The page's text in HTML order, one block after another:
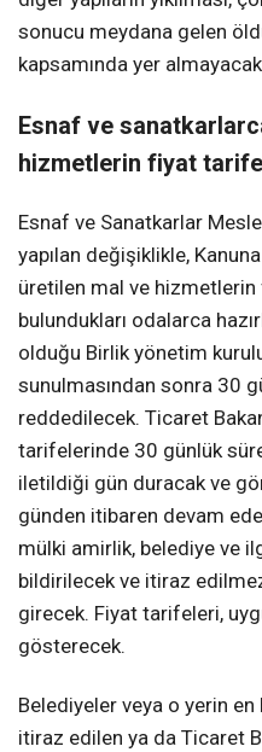
sonucu meydana gelen
kapsamında yer
Esnaf ve
hizmetlerin fiyat
Esnaf ve Sanatkarlar
yapılan değişiklikle,
üretilen mal ve
bulundukları odalarca
olduğu Birlik yönetim
sunulmasından sonra 30
reddedilecek. Ticaret
tarifelerinde 30 günlük
iletildiği gün duracak ve
günden itibaren devam
mülki amirlik, belediye ve
bildirilecek ve itiraz
girecek. Fiyat tarifeleri,
gösterecek.
Belediyeler veya o yerin
itiraz edilen ya da Ticaret